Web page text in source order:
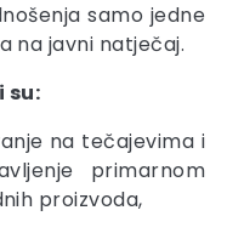
samo jedne
na javni natječaj.
su:
na tečajevima i
primarnom
proizvoda,